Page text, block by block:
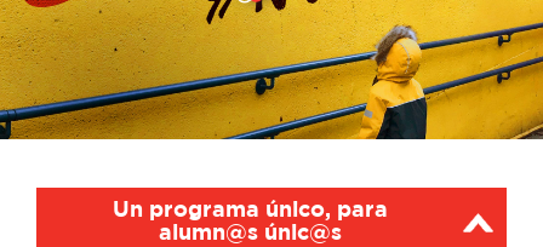
Un programa único, para
alumn@s únic@s